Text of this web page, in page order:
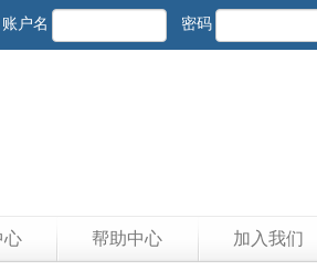
账户名 密码
心 帮助中心 加入我们